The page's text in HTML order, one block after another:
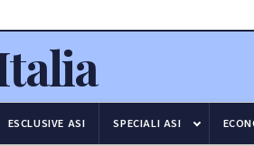
ESCLUSIVE ASI SPECIALI ASI